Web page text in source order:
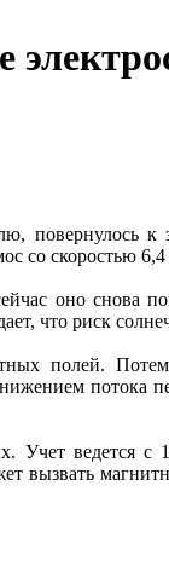
повернулось к
со скоростью
оно снова
что риск
полей.
потока
Учет ведется
вызвать